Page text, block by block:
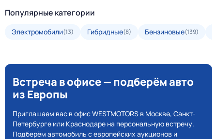
Популярные категории
Электромобили(13) Гибридные(8) Бензиновые(139)
Встреча в офисе — подберём авто
из Европы
Приглашаем вас в офис WESTMOTORS в Москве, Санкт-
Петербурге или Краснодаре на персональную встречу.
Подберём автомобиль с европейских аукционов и